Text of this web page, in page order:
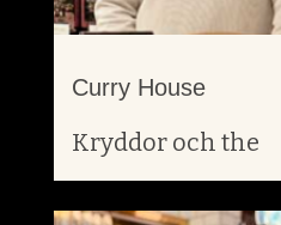
Curry House
Kryddor och the